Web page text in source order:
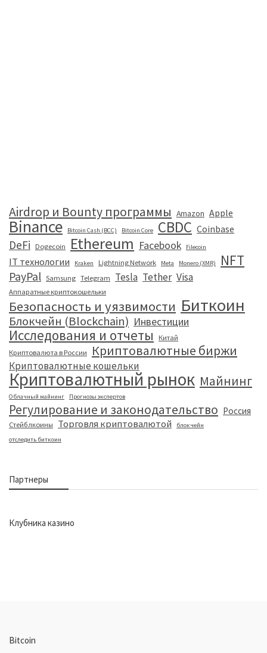
Airdrop и Bounty программы Amazon Apple
Binance Bitcoin Cash (BCC) Bitcoin Core CBDC Coinbase
DeFi Dogecoin Ethereum Facebook Filecoin
IT технологии Kraken Lightning Network Meta Monero (XMR) NFT
PayPal Samsung Telegram Tesla Tether Visa
Аппаратные криптокошельки
Безопасность и уязвимости Биткоин
Блокчейн (Blockchain) Инвестиции
Исследования и отчеты
Китай
Криптовалюта в России
Криптовалютные биржи
Криптовалютные кошельки
Криптовалютный рынок Майнинг
Облачный майнинг Прогнозы экспертов
Регулирование и законодательство Россия
Стейблкоины Торговля криптовалютой
блокчейн
отследить биткоин
Партнеры
Клубника казино
Bitcoin